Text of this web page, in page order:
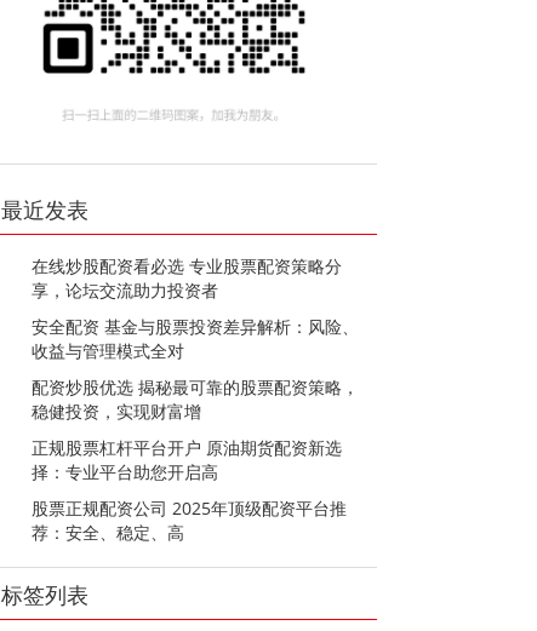
最近发表
在线炒股配资看必选 专业股票配资策略分
享，论坛交流助力投资者
安全配资 基金与股票投资差异解析：风险、
收益与管理模式全对
配资炒股优选 揭秘最可靠的股票配资策略，
稳健投资，实现财富增
正规股票杠杆平台开户 原油期货配资新选
择：专业平台助您开启高
股票正规配资公司 2025年顶级配资平台推
荐：安全、稳定、高
标签列表